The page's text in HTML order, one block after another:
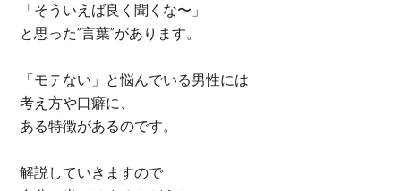
「そういえば良く聞くな〜」
と思った”言葉”があります。
「モテない」と悩んでいる男性には
考え方や口癖に、
ある特徴があるのです。
解説していきますので